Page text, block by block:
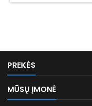
PREKĖS
MŪSŲ ĮMONĖ